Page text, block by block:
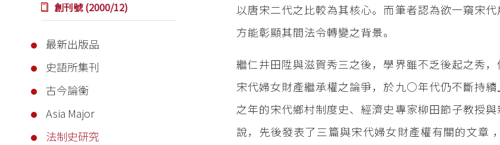
創刊號 (2000/12)
最新出版品
史語所集刊
古今論衡
Asia Major
法制史研究
以唐宋二代之比較為其核心。而筆者認為欲一窺宋
方能彰顯其間法令轉變之背景。
繼仁井田陞與滋賀秀三之後，學界雖不乏後起之秀
宋代婦女財產繼承權之論爭，於九○年代仍不斷持
之年的宋代鄉村制度史、經濟史專家柳田節子教授
說，先後發表了三篇與宋代婦女財產權有關的文章